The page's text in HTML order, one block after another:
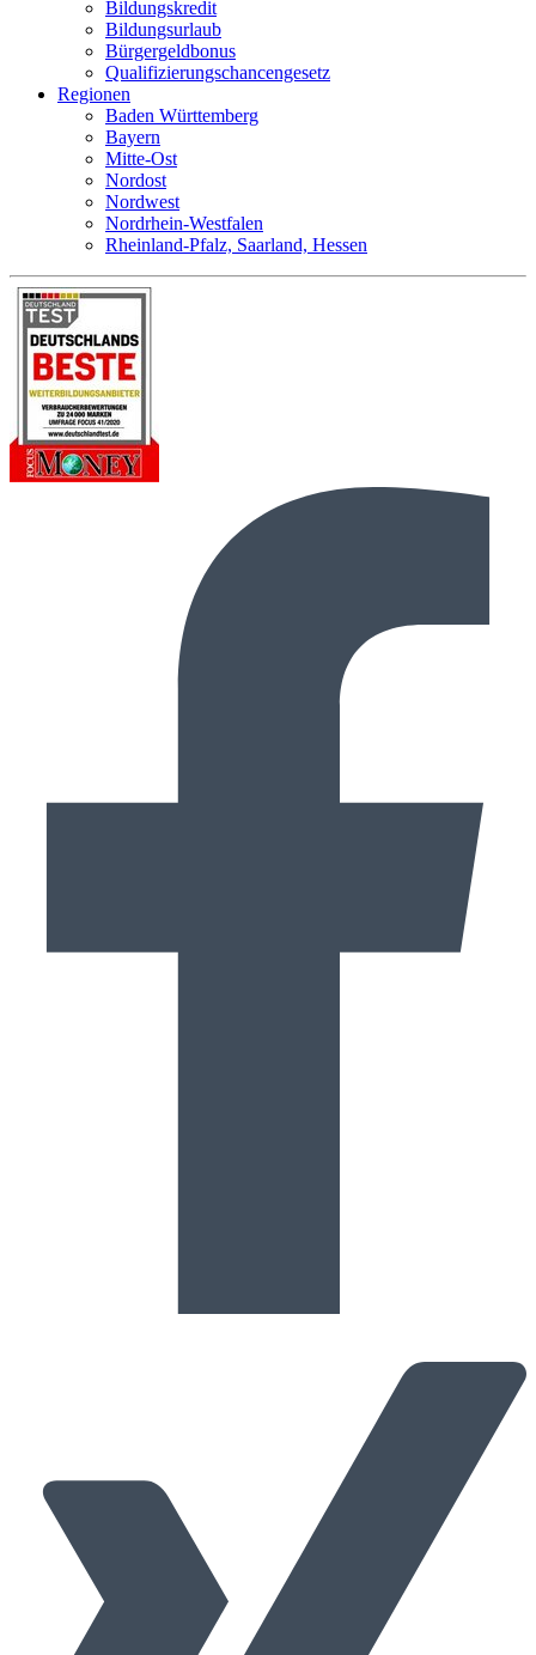
Bildungskredit
Bildungsurlaub
Bürgergeldbonus
Qualifizierungschancengesetz
Regionen
Baden Württemberg
Bayern
Mitte-Ost
Nordost
Nordwest
Nordrhein-Westfalen
Rheinland-Pfalz, Saarland, Hessen